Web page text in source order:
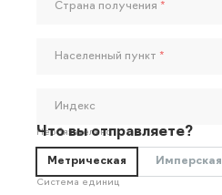
Страна получения *
Населенный пункт *
Индекс
Необязательно
Что вы отправляете?
Метрическая Имперская
Система единиц